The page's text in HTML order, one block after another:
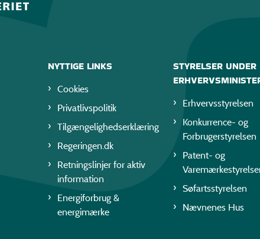
NYTTIGE LINKS
Cookies
Privatlivspolitik
Tilgængelighedserklæring
Regeringen.dk
Retningslinjer for aktiv
information
Energiforbrug &
energimærke
STYRELSER UNDER
Erhvervsstyrelsen
Konkurrence- og
Forbrugerstyrelsen
Patent- og
Søfartsstyrelsen
Nævnenes Hus